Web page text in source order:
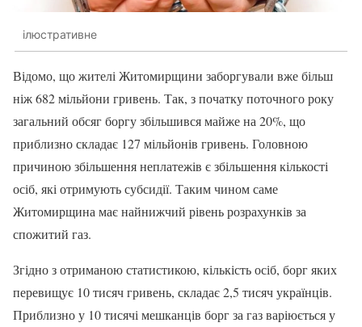
ілюстративне
Відомо, що жителі Житомирщини заборгували вже більш
ніж 682 мільйони гривень. Так, з початку поточного року
загальний обсяг боргу збільшився майже на 20%, що
приблизно складає 127 мільйонів гривень. Головною
причиною збільшення неплатежів є збільшення кількості
осіб, які отримують субсидії. Таким чином саме
Житомирщина має найнижчий рівень розрахунків за
спожитий газ.
Згідно з отриманою статистикою, кількість осіб, борг яких
перевищує 10 тисяч гривень, складає 2,5 тисяч українців.
Приблизно у 10 тисячі мешканців борг за газ варіюється у